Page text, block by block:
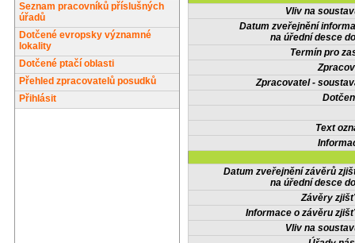
Seznam pracovníků příslušných
úřadů
Dotčené evropsky významné
lokality
Dotčené ptačí oblasti
Přehled zpracovatelů posudků
Přihlásit
Vliv na
Datum zveřejnění
na úřední desce
Termín pro
Zpracovatel -
Text
Datum zveřejnění závěrů
na úřední desce
Závěry
Informace o závěru
Vliv na